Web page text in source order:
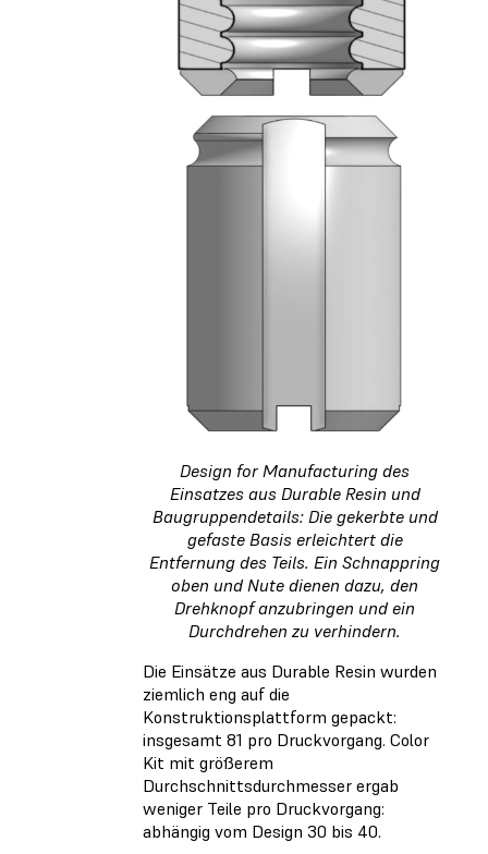
Design for Manufacturing des
Einsatzes aus Durable Resin und
Baugruppendetails: Die gekerbte und
gefaste Basis erleichtert die
Entfernung des Teils. Ein Schnappring
oben und Nute dienen dazu, den
Drehknopf anzubringen und ein
Durchdrehen zu verhindern.
Die Einsätze aus Durable Resin wurden
ziemlich eng auf die
Konstruktionsplattform gepackt:
insgesamt 81 pro Druckvorgang. Color
Kit mit größerem
Durchschnittsdurchmesser ergab
weniger Teile pro Druckvorgang:
abhängig vom Design 30 bis 40.